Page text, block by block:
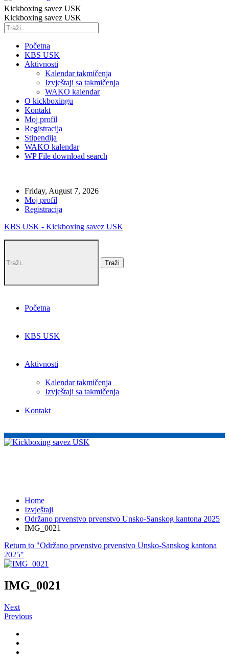
Kickboxing savez USK
Kickboxing savez USK
Početna
KBS USK
Aktivnosti
Kalendar takmičenja
Izvještaji sa takmičenja
WAKO kalendar
O kickboxingu
Kontakt
Moj profil
Registracija
Stipendija
WAKO kalendar
WP File download search
Friday, August 7, 2026
Moj profil
Registracija
KBS USK - Kickboxing savez USK
Početna
KBS USK
Aktivnosti
Kalendar takmičenja
Izvještaji sa takmičenja
Kontakt
Home
Izvještaji
Održano prvenstvo prvenstvo Unsko-Sanskog kantona 2025
IMG_0021
Return to "Održano prvenstvo prvenstvo Unsko-Sanskog kantona
2025"
IMG_0021
Next
Previous